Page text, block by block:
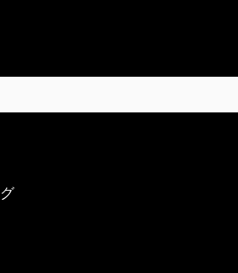
方 マイページのユーザー情報に
会／アカウント削除」ボタンより
すが、配送先となるご住所の変更
れます。